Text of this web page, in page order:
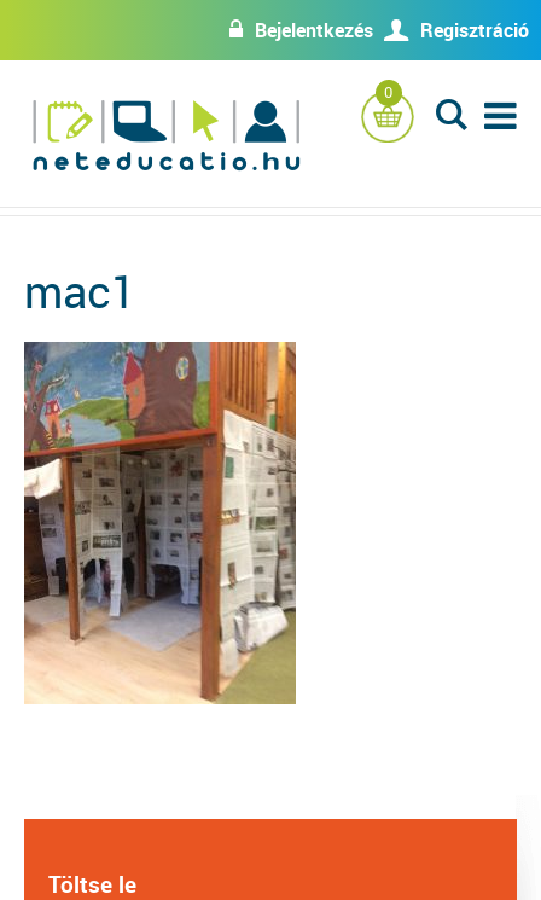
w Bejelentkezés U Regisztráció
0
L
mac1
Töltse le